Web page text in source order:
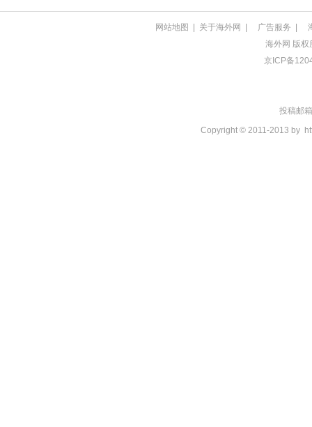
网站地图 | 关于海外网 | 广告服务 |
海外网 版权
京ICP备
投稿邮
Copyright © 2011-2013 by